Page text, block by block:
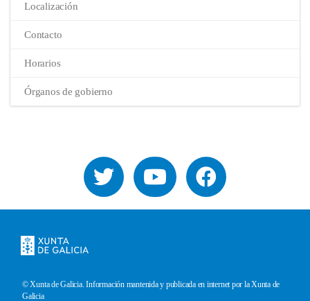
Localización
Contacto
Horarios
Órganos de gobierno
© Xunta de Galicia. Información mantenida y publicada en internet por la Xunta de
Galicia
Pie